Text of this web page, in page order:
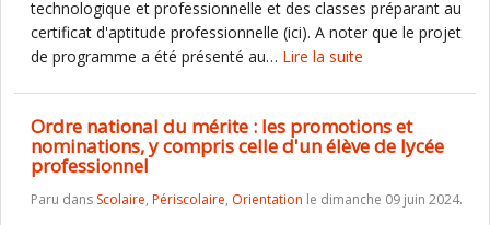
technologique et professionnelle et des classes préparant au
certificat d'aptitude professionnelle (ici). A noter que le projet
de programme a été présenté au… Lire la suite
Ordre national du mérite : les promotions et
nominations, y compris celle d'un élève de lycée
professionnel
Paru dans Scolaire, Périscolaire, Orientation le dimanche 09 juin 2024.